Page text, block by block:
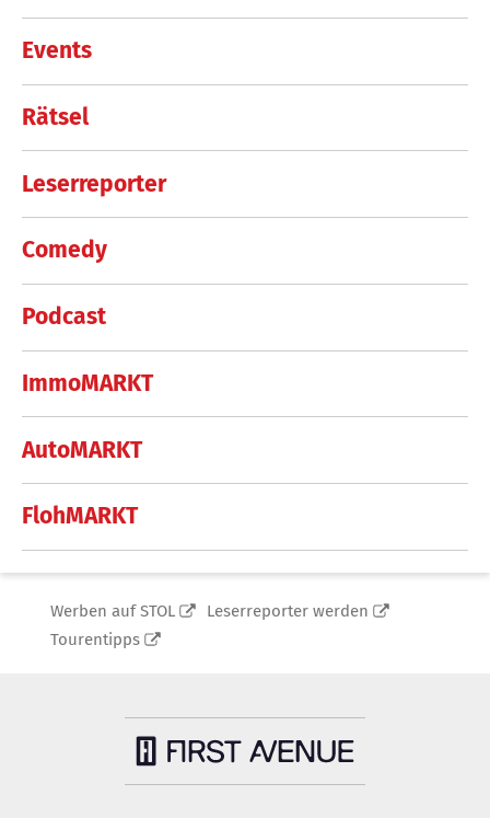
Events
Rätsel
Leserreporter
Comedy
Podcast
ImmoMARKT
AutoMARKT
FlohMARKT
Werben auf STOL
Leserreporter werden
Tourentipps